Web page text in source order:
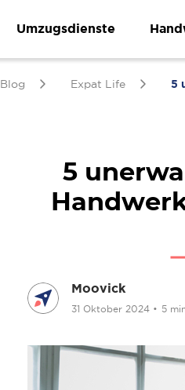
Umzugsdienste
Blog Expat Life 5
5
Moovick
31 Oktober 2024 • 5